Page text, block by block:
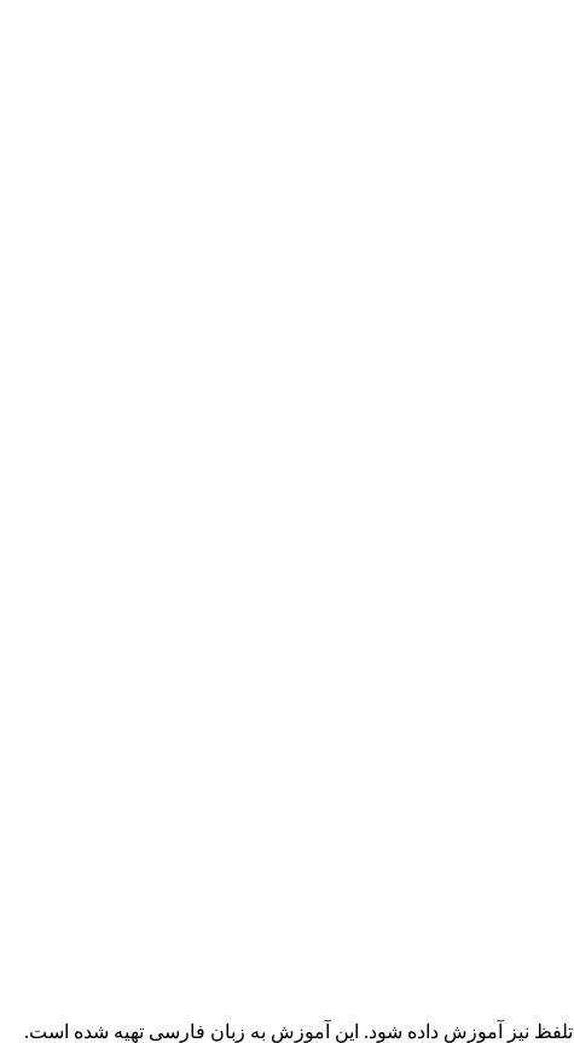
نیز آموزش داده شود. این آموزش به زبان فارسی تهیه شده است.